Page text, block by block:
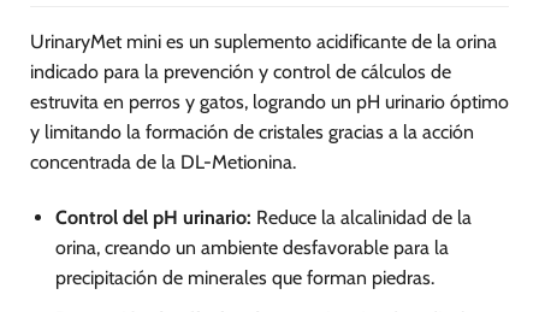
producto
UrinaryMet mini es un suplemento acidificante de la orina
indicado para la prevención y control de cálculos de
estruvita en perros y gatos, logrando un pH urinario óptimo
y limitando la formación de cristales gracias a la acción
concentrada de la DL-Metionina.
Control del pH urinario: Reduce la alcalinidad de la
orina, creando un ambiente desfavorable para la
precipitación de minerales que forman piedras.